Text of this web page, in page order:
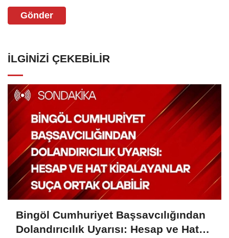
Gönder
İLGINIZI ÇEKEBILIR
Bingöl Cumhuriyet Başsavcılığından
Dolandırıcılık Uyarısı: Hesap ve Hat